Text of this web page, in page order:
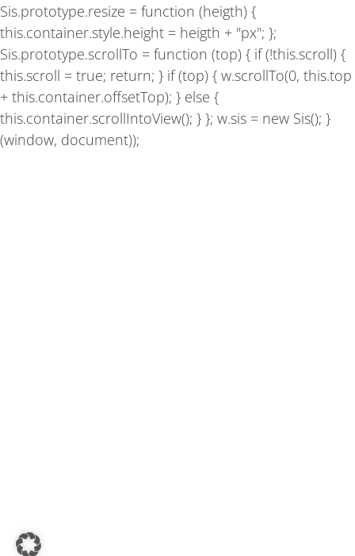
Sis.prototype.resize = function (heigth) {
this.container.style.height = heigth + "px"; };
Sis.prototype.scrollTo = function (top) { if (!this.scroll) {
this.scroll = true; return; } if (top) { w.scrollTo(0, this.top
+ this.container.offsetTop); } else {
this.container.scrollIntoView(); } }; w.sis = new Sis(); }
(window, document));